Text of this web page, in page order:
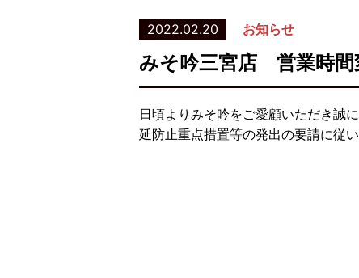
2022.02.20 お知らせ
みそ吟三宮店 営業時間
日頃よりみそ吟をご愛顧いただき誠
延防止重点措置等の発出の要請に従